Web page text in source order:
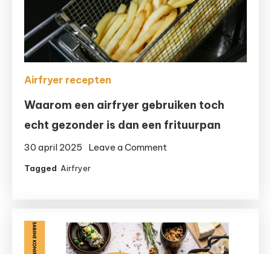
Airfryer recepten
Waarom een airfryer gebruiken toch
echt gezonder is dan een frituurpan
30 april 2025 Leave a Comment
toch
echt
Tagged Airfryer